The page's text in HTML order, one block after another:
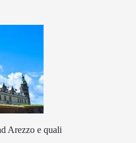
Arezzo e quali